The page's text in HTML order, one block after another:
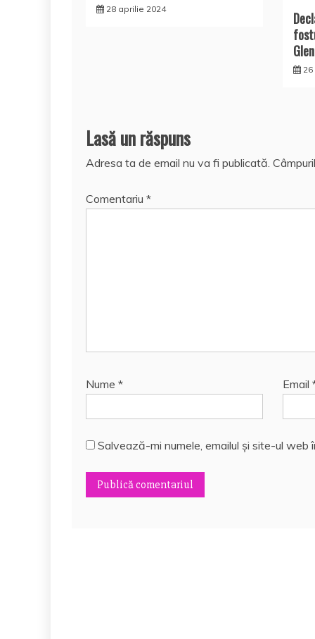
28 aprilie 2024
Lasă un răspuns
Adresa ta de email nu va fi publicată.
Comentariu *
Nume * Email
Salvează-mi numele, emailul și site-ul